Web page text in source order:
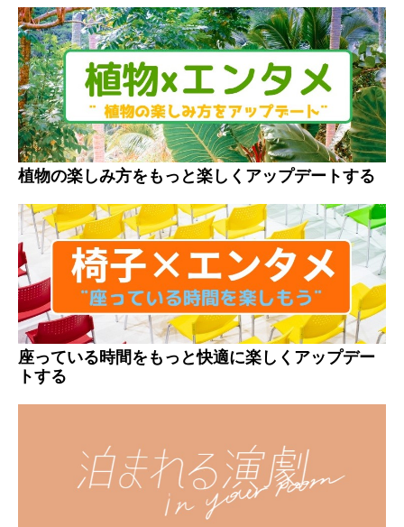
植物の楽しみ方をもっと楽しくアップデートする
座っている時間をもっと快適に楽しくアップデー
トする